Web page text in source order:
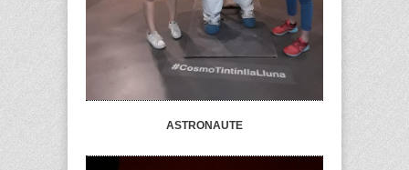
ASTRONAUTE